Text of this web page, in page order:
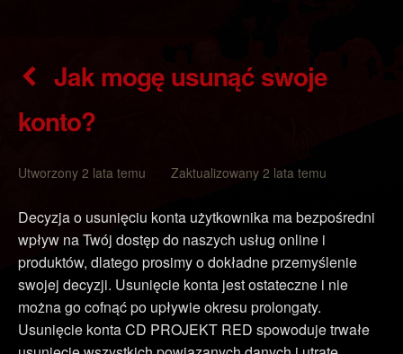
Jak mogę usunąć swoje
konto?
Utworzony 2 lata temu Zaktualizowany 2 lata temu
Decyzja o usunięciu konta użytkownika ma bezpośredni
wpływ na Twój dostęp do naszych usług online i
produktów, dlatego prosimy o dokładne przemyślenie
swojej decyzji. Usunięcie konta jest ostateczne i nie
można go cofnąć po upływie okresu prolongaty.
Usunięcie konta CD PROJEKT RED spowoduje trwałe